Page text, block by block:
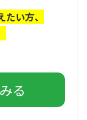
い方、
る